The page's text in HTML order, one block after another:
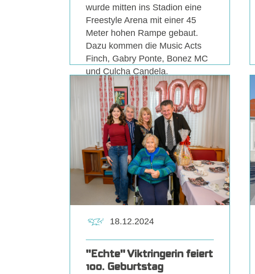
wurde mitten ins Stadion eine
Freestyle Arena mit einer 45
Meter hohen Rampe gebaut.
Dazu kommen die Music Acts
Finch, Gabry Ponte, Bonez MC
und Culcha Candela.
MEHR
"Echte" Viktringerin feiert
100. Geburtstag
18.12.2024